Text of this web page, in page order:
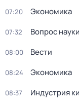
07:20 Экономика
07:32 Вопрос науки
08:00 Вести
08:24 Экономика
08:37 Индустрия